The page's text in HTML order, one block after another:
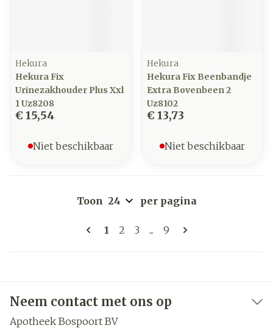
Hekura
Hekura Fix
Urinezakhouder Plus Xxl
1 Uz8208
€ 15,54
Niet beschikbaar
Hekura
Hekura Fix Beenbandje
Extra Bovenbeen 2
Uz8102
€ 13,73
Niet beschikbaar
Pagina's
U lees momenteel pagina
1 Pagina
2 Pagina
3 ... Pagina
9
Toon per pagina
Neem contact met ons op
Apotheek Bospoort BV